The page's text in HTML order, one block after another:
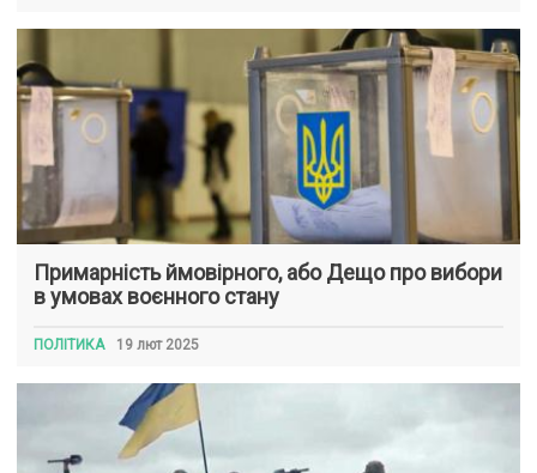
Примарність ймовірного, або Дещо про вибори
в умовах воєнного стану
ПОЛІТИКА 19 лют 2025